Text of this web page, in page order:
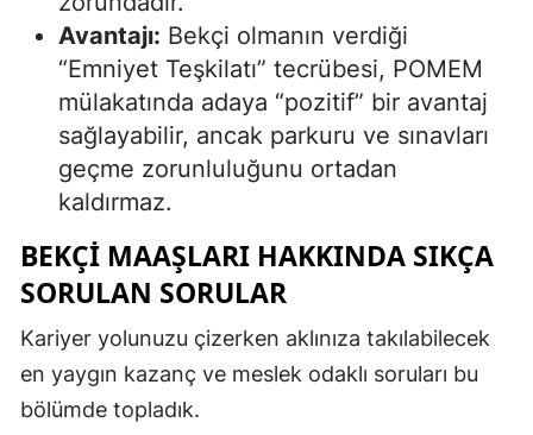
Avantajı: Bekçi olmanın verdiği
“Emniyet Teşkilatı” tecrübesi, POMEM
mülakatında adaya “pozitif” bir avantaj
sağlayabilir, ancak parkuru ve sınavları
geçme zorunluluğunu ortadan
kaldırmaz.
BEKÇI MAAŞLARI HAKKINDA SIKÇA
SORULAN SORULAR
Kariyer yolunuzu çizerken aklınıza takılabilecek
en yaygın kazanç ve meslek odaklı soruları bu
bölümde topladık.